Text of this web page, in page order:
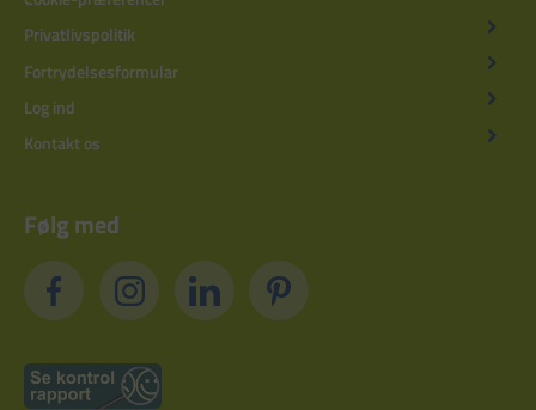
Privatlivspolitik
Fortrydelsesformular
Log ind
Kontakt os
Følg med